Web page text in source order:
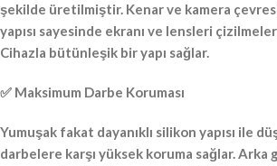
şekilde üretilmiştir. Kenar ve kamera
yapısı sayesinde ekranı ve lensleri
Cihazla bütünleşik bir yapı sağlar.
✅ Maksimum Darbe Koruması
Yumuşak fakat dayanıklı silikon yapısı ile
darbelere karşı yüksek koruma sağlar. Arka